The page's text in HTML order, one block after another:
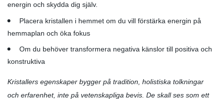
energin och skydda dig själv.
Placera kristallen i hemmet om du vill förstärka energin på
hemmaplan och öka fokus
Om du behöver transformera negativa känslor till positiva och
konstruktiva
Kristallers egenskaper bygger på tradition, holistiska tolkningar
och erfarenhet, inte på vetenskapliga bevis. De skall ses som ett